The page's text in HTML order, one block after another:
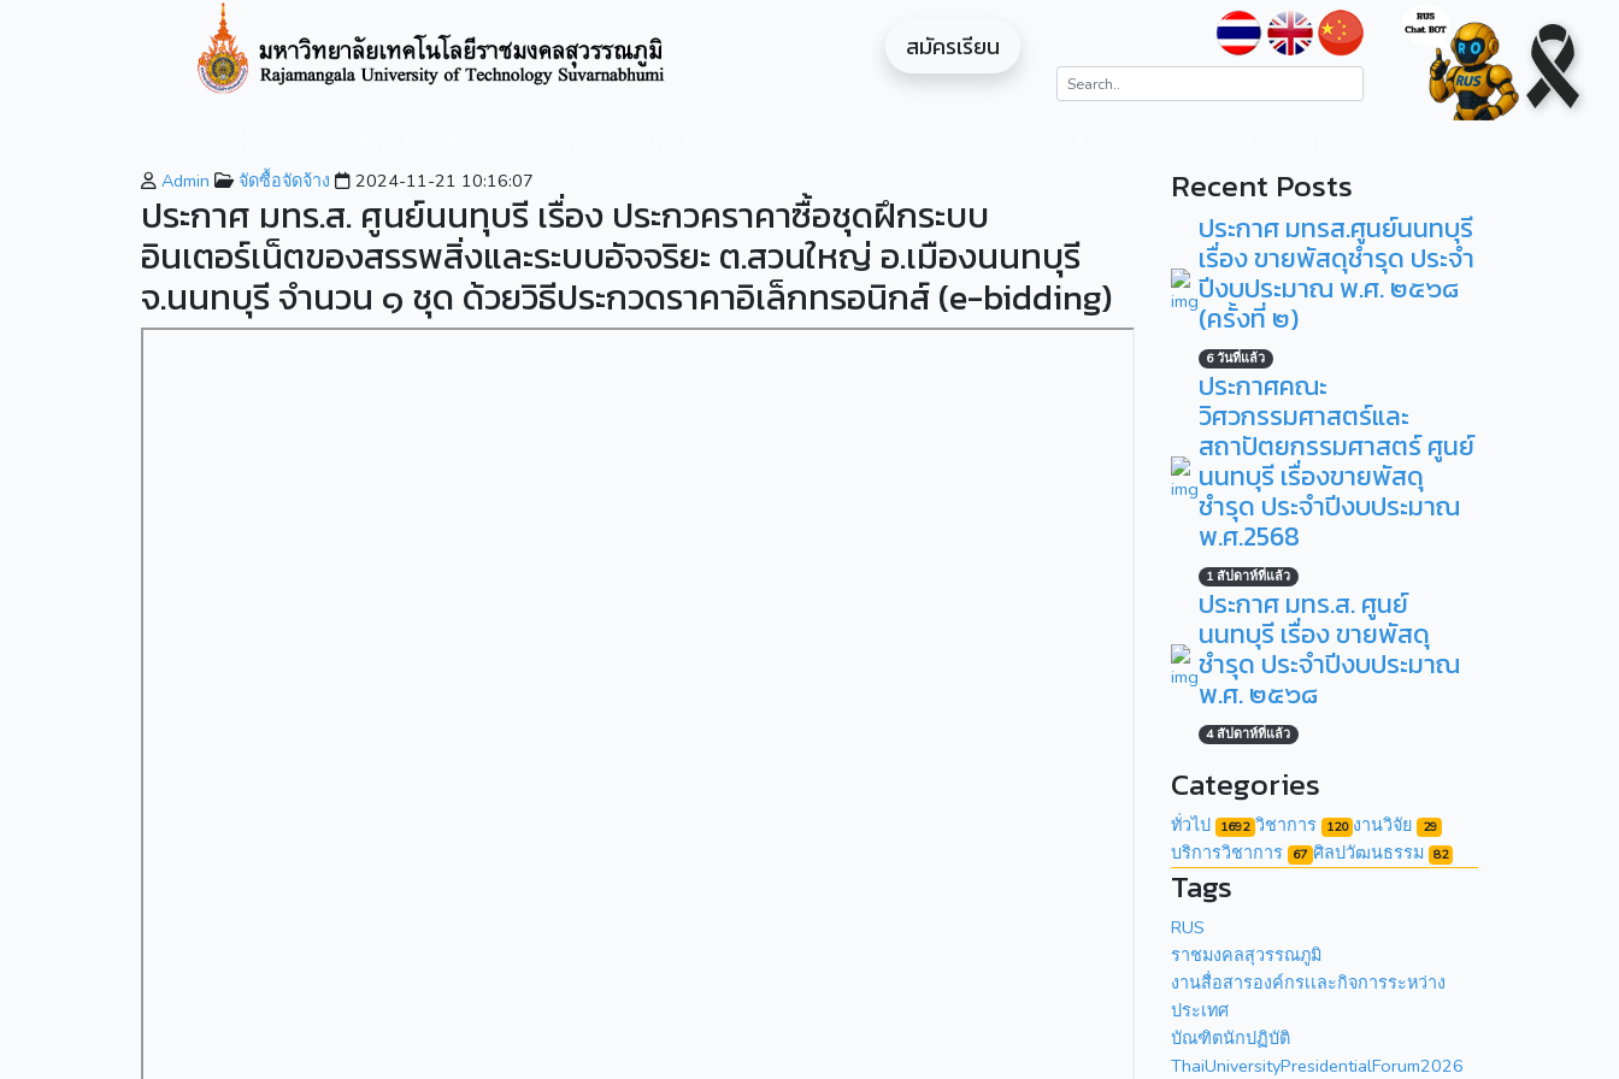
สมัครเรียน
Admin จัดซื้อจัดจ้าง 2024-11-21 10:16:07
ประกาศ มทร.ส. ศูนย์นนทุบรี เรื่อง ประกวคราคาซื้อชุดฝึกระบบ
อินเตอร์เน็ตของสรรพสิ่งและระบบอัจจริยะ ต.สวนใหญ่ อ.เมืองนนทบุรี
จ.นนทบุรี จำนวน ๑ ชุด ด้วยวิธีประกวดราคาอิเล็กทรอนิกส์ (e-bidding)
Recent Posts
ประกาศ มทรส.ศูนย์นนทบุรี
เรื่อง ขายพัสดุชำรุด ประจำ
ปีงบประมาณ พ.ศ. ๒๕๖๘
(ครั้งที่ ๒)
6 วันที่แล้ว
ประกาศคณะ
วิศวกรรมศาสตร์และ
สถาปัตยกรรมศาสตร์ ศูนย์
นนทบุรี เรื่องขายพัสดุ
ชำรุด ประจำปีงบประมาณ
พ.ศ.2568
1 สัปดาห์ที่แล้ว
ประกาศ มทร.ส. ศูนย์
นนทบุรี เรื่อง ขายพัสดุ
ชำรุด ประจำปีงบประมาณ
พ.ศ. ๒๕๖๘
4 สัปดาห์ที่แล้ว
Categories
ทั่วไป 1692 วิชาการ 120 งานวิจัย 29
บริการวิชาการ 67 ศิลปวัฒนธรรม 82
Tags
RUS
ราชมงคลสุวรรณภูมิ
งานสื่อสารองค์กรเเละกิจการระหว่าง
ประเทศ
บัณฑิตนักปฏิบัติ
ThaiUniversityPresidentialForum2026